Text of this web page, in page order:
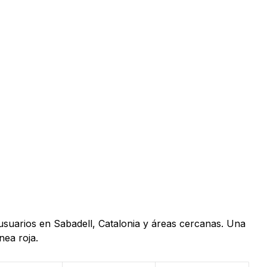
en Sabadell, Catalonia y áreas cercanas. Una
roja.